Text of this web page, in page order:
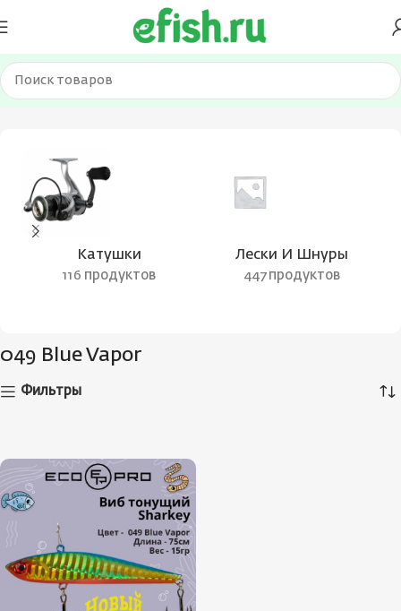
Главная Товар Цвет воблера 049 Blue Vapor
Катушки
116 продуктов
Лески И Шнуры
447 продуктов
049 Blue Vapor
Фильтры